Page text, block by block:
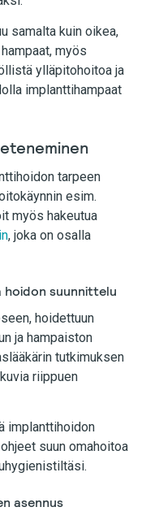
samalta kuin oikea,
myös
ylläpitohoitoa ja
implanttihampaat
tarpeen
esim.
myös hakeutua
, joka on osalla
hoidon suunnittelu
hoidettuun
ja hampaiston
tutkimuksen
riippuen
implanttihoidon
suun omahoitoa
asennus